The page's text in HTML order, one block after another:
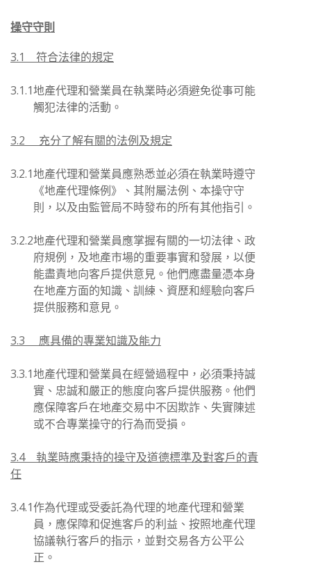
操守守則
3.1 符合法律的規定
3.1.1地產代理和營業員在執業時必須避免從事可能
觸犯法律的活動。
3.2 充分了解有關的法例及規定
3.2.1地產代理和營業員應熟悉並必須在執業時遵守
《地產代理條例》、其附屬法例、本操守守
則，以及由監管局不時發布的所有其他指引。
3.2.2地產代理和營業員應掌握有關的一切法律、政
府規例，及地產市場的重要事實和發展，以便
能盡責地向客戶提供意見。他們應盡量憑本身
在地產方面的知識、訓練、資歷和經驗向客戶
提供服務和意見。
3.3 應具備的專業知識及能力
3.3.1地產代理和營業員在經營過程中，必須秉持誠
實、忠誠和嚴正的態度向客戶提供服務。他們
應保障客戶在地產交易中不因欺詐、失實陳述
或不合專業操守的行為而受損。
3.4 執業時應秉持的操守及道德標準及對客戶的責
任
3.4.1作為代理或受委託為代理的地產代理和營業
員，應保障和促進客戶的利益、按照地產代理
協議執行客戶的指示，並對交易各方公平公
正。